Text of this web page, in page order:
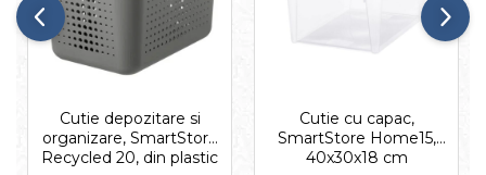
Cutie depozitare si
organizare, SmartStore
Recycled 20, din plastic
Cutie cu capac,
SmartStore Home15,
40x30x18 cm